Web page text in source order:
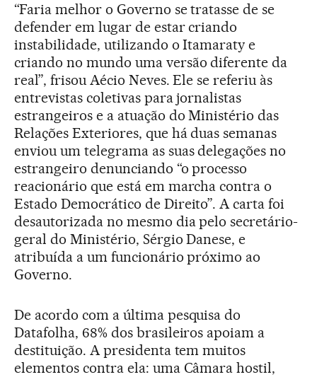
“Faria melhor o Governo se tratasse de se
defender em lugar de estar criando
instabilidade, utilizando o Itamaraty e
criando no mundo uma versão diferente da
real”, frisou Aécio Neves. Ele se referiu às
entrevistas coletivas para jornalistas
estrangeiros e a atuação do Ministério das
Relações Exteriores, que há duas semanas
enviou um telegrama as suas delegações no
estrangeiro denunciando “o processo
reacionário que está em marcha contra o
Estado Democrático de Direito”. A carta foi
desautorizada no mesmo dia pelo secretário-
geral do Ministério, Sérgio Danese, e
atribuída a um funcionário próximo ao
Governo.
De acordo com a última pesquisa do
Datafolha, 68% dos brasileiros apoiam a
destituição. A presidenta tem muitos
elementos contra ela: uma Câmara hostil,